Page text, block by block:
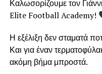
Καλωσορίζουμε τον
Elite Football Academy!
Η εξέλιξη δεν σταματά
Και για έναν
ακόμη βήμα μπροστά.